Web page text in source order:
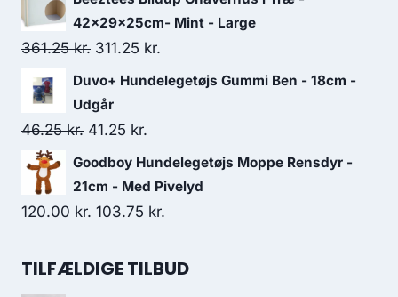
pris
var:
103.75 kr..
pris
90.00 kr..
42x29x25cm- Mint - Large
361.25kr. Den
oprindelige
pris
var:
361.25 kr..
311.25 kr.
aktuelle
311.25 kr..
Duvo+ Hundelegetøjs Gummi Ben - 18cm -
Udgår
46.25kr. Den
oprindelige
pris
var:
41.25 kr.
aktuelle
pris
er:
Goodboy Hundelegetøjs Moppe Rensdyr -
21cm - Med Pivelyd
120.00kr. Den
pris
103.75 kr.
pris
TILFÆLDIGE TILBUD